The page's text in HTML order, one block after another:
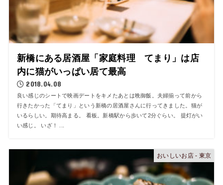
新橋にある居酒屋「家庭料理 てまり」は店
内に猫がいっぱい居て最高
2018.04.08
良い感じのシートで映画デートをキメたあとは晩御飯。夫婦揃って前から
行きたかった「てまり」という新橋の居酒屋さんに行ってきました。猫が
いるらしい。期待高まる。 看板。新橋駅から歩いて2分ぐらい。 提灯がい
い感じ。 いざ！ ...
おいしいお店 - 東京